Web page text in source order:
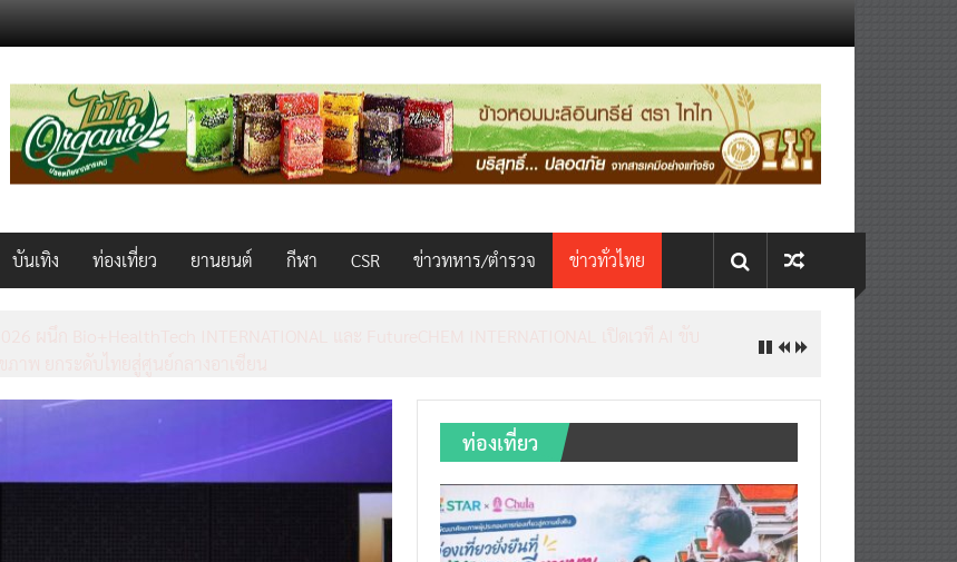
บันเทิง ท่องเที่ยว ยานยนต์ กีฬา CSR ข่าวทหาร/ตำรวจ ข่าวทั่วไทย
ท่องเที่ยว